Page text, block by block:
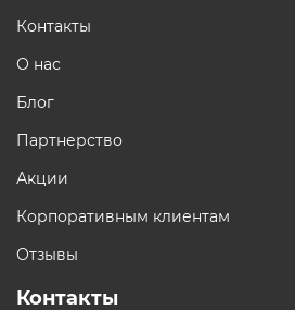
Контакты
О нас
Блог
Партнерство
Акции
Корпоративным клиентам
Отзывы
Контакты